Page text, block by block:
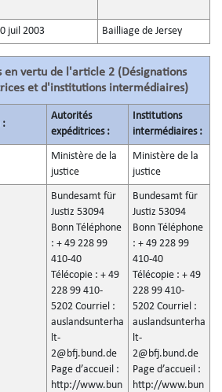
juil 2003 Bailliage de Jersey
en vertu de l'article 2 (Désignations
et d'institutions intermédiaires)
:
Autorités
expéditrices :
Institutions
intermédiaires :
Ministère de la
justice
Ministère de la
justice
Bundesamt für
Justiz 53094
Bonn Téléphone
: + 49 228 99
410-40
Télécopie : + 49
228 99 410-
5202 Courriel :
auslandsunterha
lt-
2@bfj.bund.de
Page d’accueil :
http://www.bun
Bundesamt für
Justiz 53094
Bonn Téléphone
: + 49 228 99
410-40
Télécopie : + 49
228 99 410-
5202 Courriel :
auslandsunterha
lt-
2@bfj.bund.de
Page d’accueil :
http://www.bun